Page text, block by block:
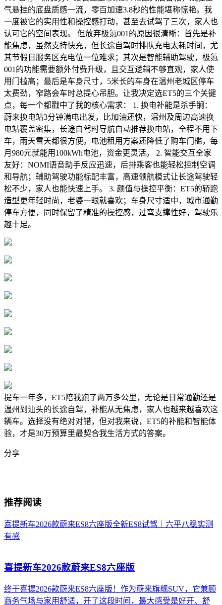
气悬挂的底盘质感一流，零百加速3.8秒的性能堪称惊艳。我
一度被它的实用性和操控感打动，甚至去试驾了三次，家人也
认可它的空间表现。 但放弃极氪001的原因很清晰：首先是补
能焦虑，虽然支持快充，但长途自驾时排队充电太耗时间，尤
其节假日服务区充电位一位难求；其次是智能辅助驾驶，极氪
001的功能需要额外付费升级，且交互逻辑不够直观，家人使
用门槛高；最后是车身尺寸，5米长的车身在温州老城区停车
太费劲，窄路会车时总提心吊胆。让我决定选ET5的三个关键
点，每一个都戳中了我的核心需求： 1. 换电补能是杀手锏：
蔚来换电站3分钟满电出发，比加油还快，温州及周边高速换
电站覆盖密集，长途自驾时导航自动推荐换电站，全程不用下
车，雨天雪天都很方便。电池租用方案还降低了购车门槛，每
月980元就能用100kWh电池，资金更灵活。 2. 智能交互全家
友好：NOMI语音助手反应迅速，后排乘客也能轻松控制空调
和导航；辅助驾驶功能标配丰富，高速领航模式让长途驾驶轻
松不少，家人也能快速上手。 3. 颜值与操控平衡：ET5的轿跑
造型更年轻时尚，老婆一眼就喜欢；车身尺寸适中，城市通勤
停车方便，同时保留了精准的操控感，过弯支撑性好，驾驶乐
趣十足。
提车一年多，ET5陪我跑了两万多公里，无论是日常通勤还是
温州到汕头的长途自驾，补能从无焦虑，家人也越来越喜欢这
辆车。选择没有绝对对错，但对我来说，ET5的补能和智能体
验，才是30万预算里最契合我生活方式的答案。
分享
推荐阅读
喜提新车2026款蔚来ES8六座版全新ES8试驾｜六平八稳实测
有感
喜提新车2026款蔚来ES8六座版
终于喜提2026款蔚来ES8六座版！作为蔚来旗舰SUV，它兼顾
商务气场与家用舒适，开了这段时间，最大感受是好开、舒